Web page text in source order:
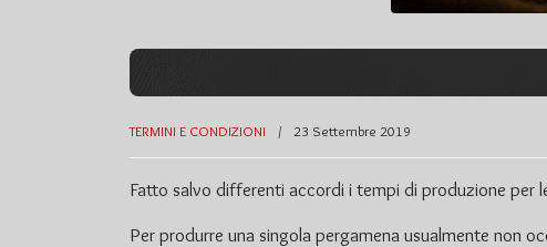
TERMINI E CONDIZIONI 23 Settembre 2019
Fatto salvo differenti accordi i tempi di produzione per
Per produrre una singola pergamena usualmente non